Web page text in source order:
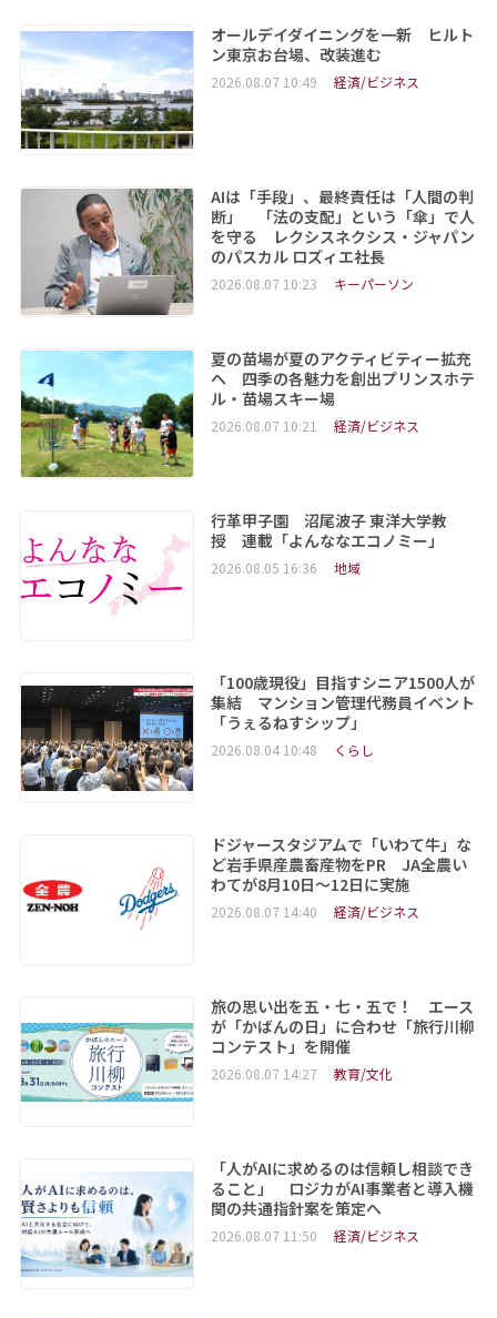
オールデイダイニングを一新 ヒルト
ン東京お台場、改装進む
2026.08.07 10:49 経済/ビジネス
AIは「手段」、最終責任は「人間の判
断」 「法の支配」という「傘」で人
を守る レクシスネクシス・ジャパン
のパスカル ロズィエ社長
2026.08.07 10:23 キーパーソン
夏の苗場が夏のアクティビティー拡充
へ 四季の各魅力を創出プリンスホテ
ル・苗場スキー場
2026.08.07 10:21 経済/ビジネス
行革甲子園 沼尾波子 東洋大学教
授 連載「よんななエコノミー」
2026.08.05 16:36 地域
「100歳現役」目指すシニア1500人が
集結 マンション管理代務員イベント
「うぇるねすシップ」
2026.08.04 10:48 くらし
ドジャースタジアムで「いわて牛」な
ど岩手県産農畜産物をPR JA全農い
わてが8月10日～12日に実施
2026.08.07 14:40 経済/ビジネス
旅の思い出を五・七・五で！ エース
が「かばんの日」に合わせ「旅行川柳
コンテスト」を開催
2026.08.07 14:27 教育/文化
「人がAIに求めるのは信頼し相談でき
ること」 ロジカがAI事業者と導入機
関の共通指針案を策定へ
2026.08.07 11:50 経済/ビジネス